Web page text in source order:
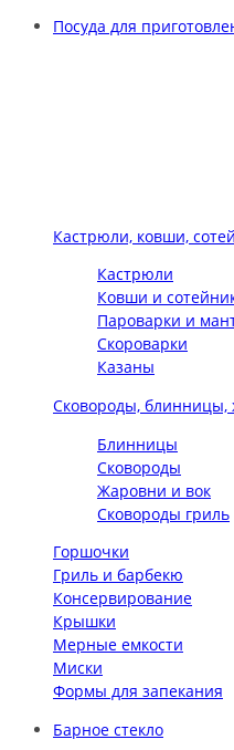
Посуда для
Кастрюли, ковши,
Кастрюли
Ковши и
Пароварки и
Скороварки
Казаны
Сковороды, блинницы,
Блинницы
Сковороды
Жаровни и вок
Сковороды гриль
Горшочки
Гриль и барбекю
Консервирование
Крышки
Мерные емкости
Миски
Формы для запекания
Барное стекло